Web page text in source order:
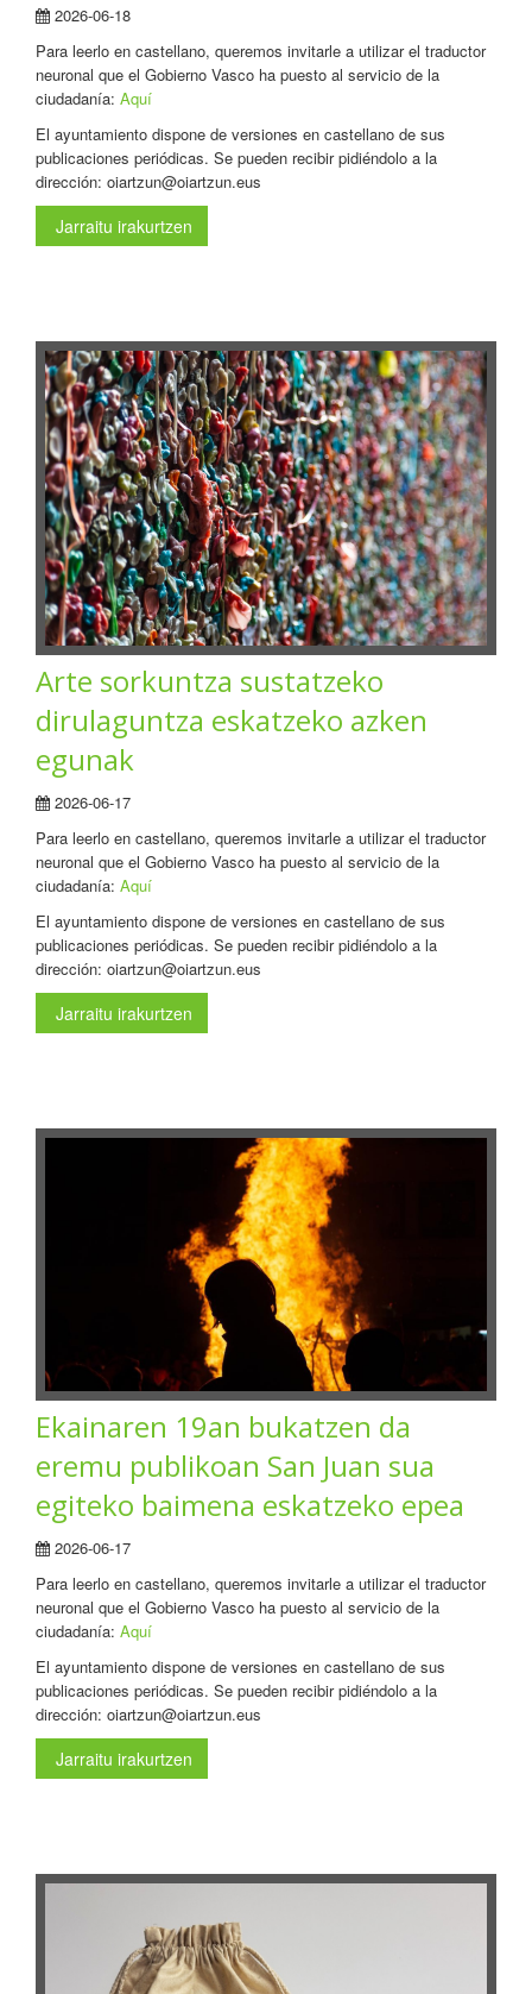
2026-06-18
Para leerlo en castellano, queremos invitarle a utilizar el traductor
neuronal que el Gobierno Vasco ha puesto al servicio de la
ciudadanía: Aquí
El ayuntamiento dispone de versiones en castellano de sus
publicaciones periódicas. Se pueden recibir pidiéndolo a la
dirección: oiartzun@oiartzun.eus
Jarraitu irakurtzen
Arte sorkuntza sustatzeko
dirulaguntza eskatzeko azken
egunak
2026-06-17
Para leerlo en castellano, queremos invitarle a utilizar el traductor
neuronal que el Gobierno Vasco ha puesto al servicio de la
ciudadanía: Aquí
El ayuntamiento dispone de versiones en castellano de sus
publicaciones periódicas. Se pueden recibir pidiéndolo a la
dirección: oiartzun@oiartzun.eus
Jarraitu irakurtzen
Ekainaren 19an bukatzen da
eremu publikoan San Juan sua
egiteko baimena eskatzeko epea
2026-06-17
Para leerlo en castellano, queremos invitarle a utilizar el traductor
neuronal que el Gobierno Vasco ha puesto al servicio de la
ciudadanía: Aquí
El ayuntamiento dispone de versiones en castellano de sus
publicaciones periódicas. Se pueden recibir pidiéndolo a la
dirección: oiartzun@oiartzun.eus
Jarraitu irakurtzen